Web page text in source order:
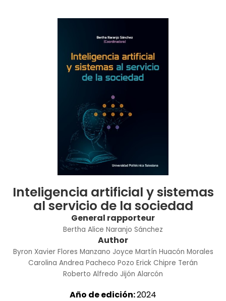
Inteligencia artificial y sistemas
al servicio de la sociedad
General rapporteur
Bertha Alice Naranjo Sánchez
Author
Byron Xavier Flores Manzano Joyce Martín Huacón Morales
Carolina Andrea Pacheco Pozo Erick Chipre Terán
Roberto Alfredo Jijón Alarcón
Año de edición:2024